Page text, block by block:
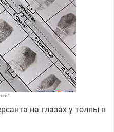
на глазах у толпы в